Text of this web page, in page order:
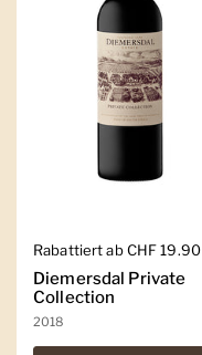
Regulärer Preis
Rabattiert ab CHF 19.90
Diemersdal Private
Collection
2018